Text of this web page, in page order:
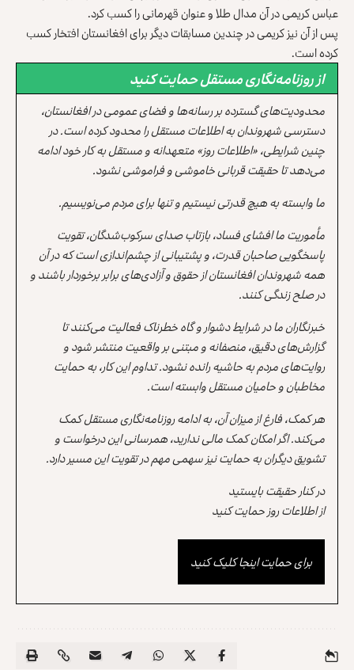
عباس کریمی در آن مدال طلا و عنوان قهرمانی را کسب کرد.
پس از آن نیز کریمی در چندین مسابقات دیگر برای افغانستان افتخار کسب
کرده است.
از روزنامه‌نگاری مستقل حمایت کنید
محدودیت‌های گسترده بر رسانه‌ها و فضای عمومی در افغانستان،
دسترسی شهروندان به اطلاعات مستقل را محدود کرده است. در
چنین شرایطی، «اطلاعات روز» متعهدانه و مستقل به کار خود ادامه
می‌دهد تا حقیقت قربانی خاموشی و فراموشی نشود.
ما وابسته به هیچ قدرتی نیستیم و تنها برای مردم می‌نویسیم.
مأموریت ما افشای فساد، بازتاب صدای سرکوب‌شدگان، تقویت
پاسخگویی صاحبان قدرت، و پشتیبانی از چشم‌اندازی است که در آن
همه شهروندان افغانستان از حقوق و آزادی‌های برابر برخوردار باشند و
در صلح زندگی کنند.
خبرنگاران ما در شرایط دشوار و گاه خطرناک فعالیت می‌کنند تا
گزارش‌های دقیق، منصفانه و مبتنی بر واقعیت منتشر شود و
روایت‌های مردم به حاشیه رانده نشود. تداوم این کار، به حمایت
مخاطبان و حامیان مستقل وابسته است.
هر کمک، فارغ از میزان آن، به ادامه روزنامه‌نگاری مستقل کمک
می‌کند. اگر امکان کمک مالی ندارید، همرسانی این درخواست و
تشویق دیگران به حمایت نیز سهمی مهم در تقویت این مسیر دارد.
در کنار حقیقت بایستید
از اطلاعات روز حمایت کنید
برای حمایت اینجا کلیک کنید